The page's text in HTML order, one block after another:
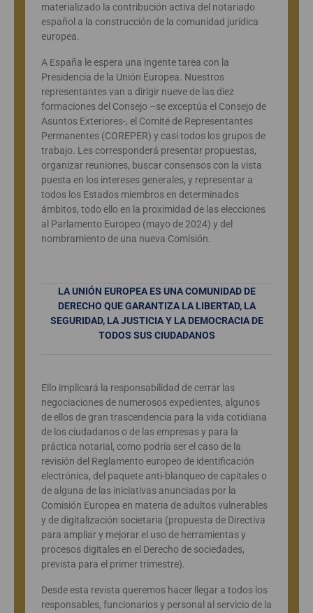
materializado la contribución activa del notariado
español a la construcción de la comunidad jurídica
europea.
A España le espera una ingente tarea con la
Presidencia de la Unión Europea. Nuestros
representantes van a dirigir nueve de las diez
formaciones del Consejo –se exceptúa el Consejo de
Asuntos Exteriores-, el Comité de Representantes
Permanentes (COREPER) y casi todos los grupos de
trabajo. Les corresponderá presentar propuestas,
organizar reuniones, buscar consensos con la vista
puesta en los intereses generales, y representar a
todos los Estados miembros en determinados
ámbitos, todo ello en la proximidad de las elecciones
al Parlamento Europeo (mayo de 2024) y del
nombramiento de una nueva Comisión.
LA UNIÓN EUROPEA ES UNA COMUNIDAD DE
DERECHO QUE GARANTIZA LA LIBERTAD, LA
SEGURIDAD, LA JUSTICIA Y LA DEMOCRACIA DE
TODOS SUS CIUDADANOS
Ello implicará la responsabilidad de cerrar las
negociaciones de numerosos expedientes, algunos
de ellos de gran trascendencia para la vida cotidiana
de los ciudadanos o de las empresas y para la
práctica notarial, como podría ser el caso de la
revisión del Reglamento europeo de identificación
electrónica, del paquete anti-blanqueo de capitales o
de alguna de las iniciativas anunciadas por la
Comisión Europea en materia de adultos vulnerables
y de digitalización societaria (propuesta de Directiva
para ampliar y mejorar el uso de herramientas y
procesos digitales en el Derecho de sociedades,
prevista para el primer trimestre).
Desde esta revista queremos hacer llegar a todos los
responsables, funcionarios y personal al servicio de la